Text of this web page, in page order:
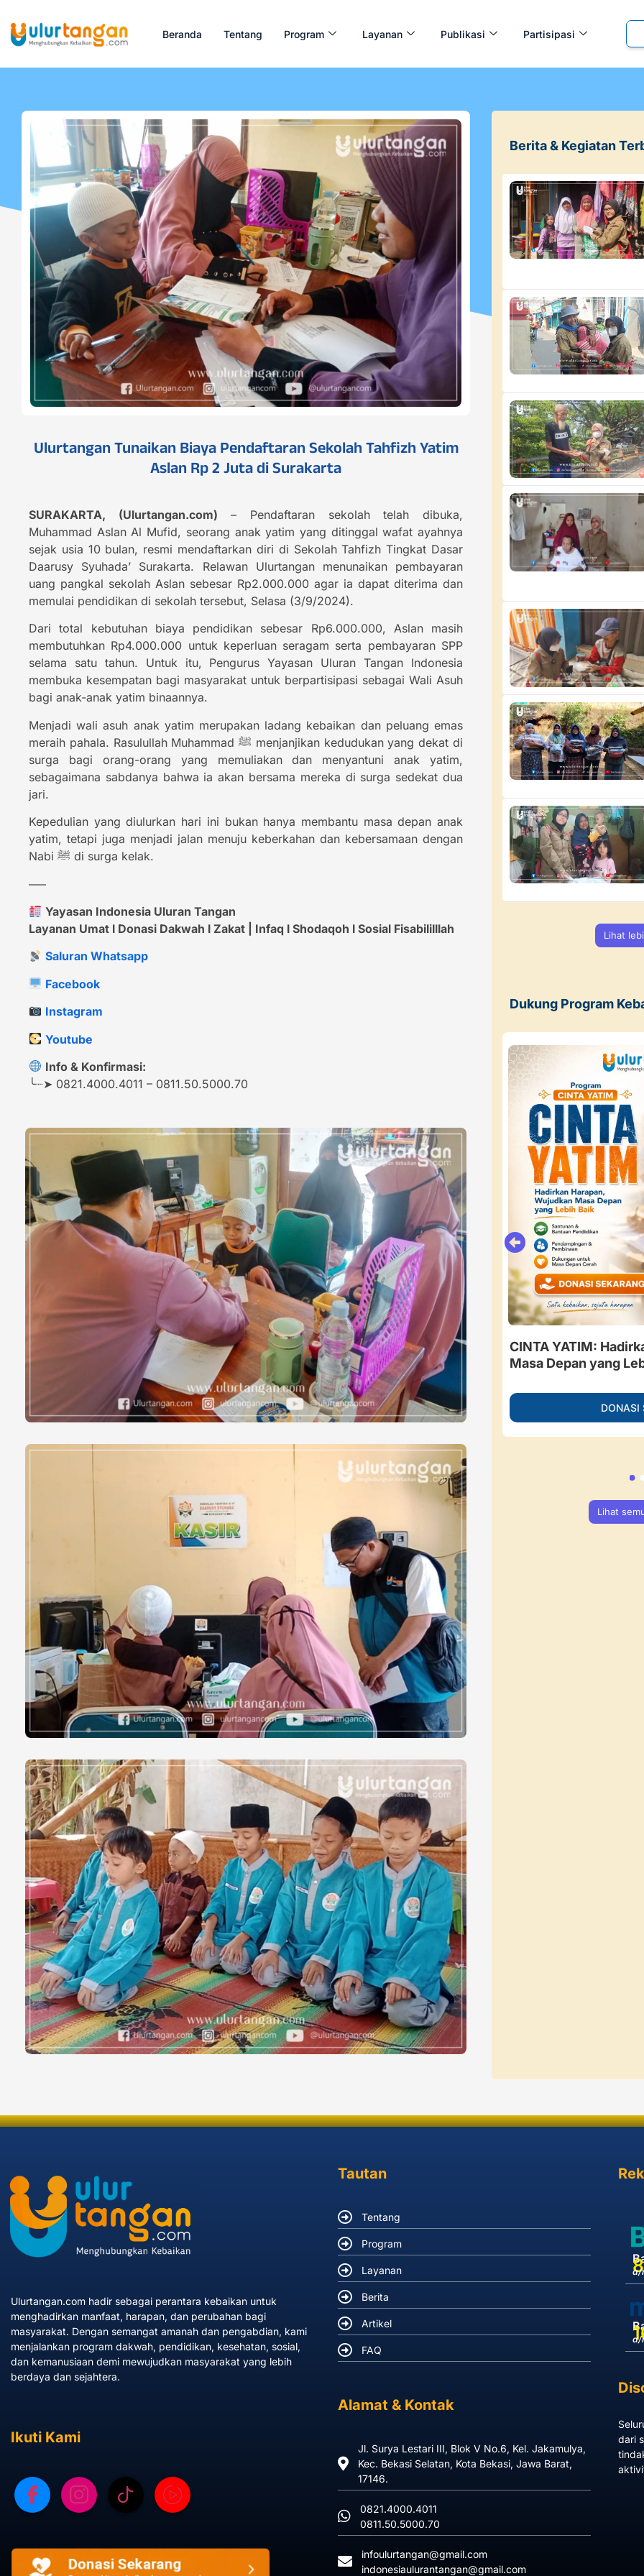
Beranda Tentang Program Layanan Publikasi Partisipasi
Ulurtangan Tunaikan Biaya Pendaftaran Sekolah Tahfizh Yatim
Aslan Rp 2 Juta di Surakarta
SURAKARTA, (Ulurtangan.com) – Pendaftaran sekolah telah dibuka,
Muhammad Aslan Al Mufid, seorang anak yatim yang ditinggal wafat ayahnya
sejak usia 10 bulan, resmi mendaftarkan diri di Sekolah Tahfizh Tingkat Dasar
Daarusy Syuhada’ Surakarta. Relawan Ulurtangan menunaikan pembayaran
uang pangkal sekolah Aslan sebesar Rp2.000.000 agar ia dapat diterima dan
memulai pendidikan di sekolah tersebut, Selasa (3/9/2024).
Dari total kebutuhan biaya pendidikan sebesar Rp6.000.000, Aslan masih
membutuhkan Rp4.000.000 untuk keperluan seragam serta pembayaran SPP
selama satu tahun. Untuk itu, Pengurus Yayasan Uluran Tangan Indonesia
membuka kesempatan bagi masyarakat untuk berpartisipasi sebagai Wali Asuh
bagi anak-anak yatim binaannya.
Menjadi wali asuh anak yatim merupakan ladang kebaikan dan peluang emas
meraih pahala. Rasulullah Muhammad ﷺ menjanjikan kedudukan yang dekat di
surga bagi orang-orang yang memuliakan dan menyantuni anak yatim,
sebagaimana sabdanya bahwa ia akan bersama mereka di surga sedekat dua
jari.
Kepedulian yang diulurkan hari ini bukan hanya membantu masa depan anak
yatim, tetapi juga menjadi jalan menuju keberkahan dan kebersamaan dengan
Nabi ﷺ di surga kelak.
—–
Yayasan Indonesia Uluran Tangan
Layanan Umat l Donasi Dakwah l Zakat | Infaq l Shodaqoh l Sosial Fisabililllah
Saluran Whatsapp
Facebook
Instagram
Youtube
Info & Konfirmasi:
╰┈➤ 0821.4000.4011 – 0811.50.5000.70
Berita & Kegiatan
Lihat
Dukung Program
Tumor Terus Membesar, Guru Ngaji di
Tasikmalaya Tak Berdaya Menahan Sakit.
Mari Ulurkan Tangan
DONASI SEKARANG
CINTA YATIM:
Masa Depan yang
DONASI
Lihat
Ulurtangan.com hadir sebagai perantara kebaikan untuk
menghadirkan manfaat, harapan, dan perubahan bagi
masyarakat. Dengan semangat amanah dan pengabdian, kami
menjalankan program dakwah, pendidikan, kesehatan, sosial,
dan kemanusiaan demi mewujudkan masyarakat yang lebih
berdaya dan sejahtera.
Ikuti Kami
Tautan
Tentang
Program
Layanan
Berita
Artikel
FAQ
Alamat & Kontak
Jl. Surya Lestari III, Blok V No.6, Kel. Jakamulya,
Kec. Bekasi Selatan, Kota Bekasi, Jawa Barat,
17146.
0821.4000.4011
0811.50.5000.70
infoulurtangan@gmail.com
indonesiaulurantangan@gmail.com
a/
a/
dari